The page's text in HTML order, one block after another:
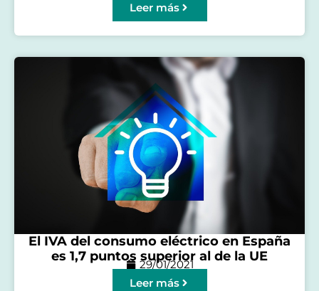
Leer más
El IVA del consumo eléctrico en España
es 1,7 puntos superior al de la UE
29/01/2021
Leer más